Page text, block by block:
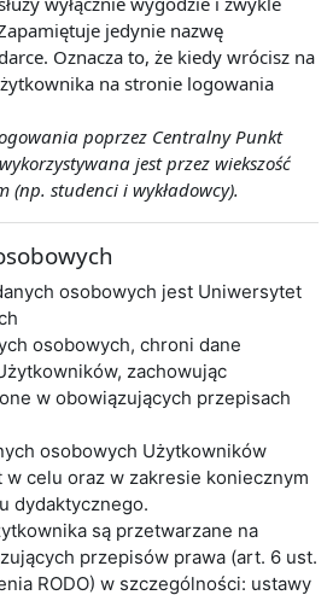
jedynie nazwę
Oznacza to, że kiedy wrócisz na
na stronie logowania
poprzez Centralny Punkt
jest przez wiekszość
studenci i wykładowcy).
osobowych jest Uniwersytet
osobowych, chroni dane
zachowując
w obowiązujących przepisach
osobowych Użytkowników
celu oraz w zakresie koniecznym
dydaktycznego.
są przetwarzane na
przepisów prawa (art. 6 ust.
RODO) w szczególności: ustawy